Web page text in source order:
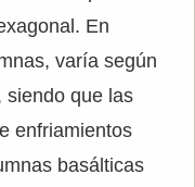
En
varía según
siendo que las
enfriamientos
basálticas